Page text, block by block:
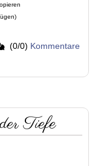
(0/0) Kommentare
Tiefe